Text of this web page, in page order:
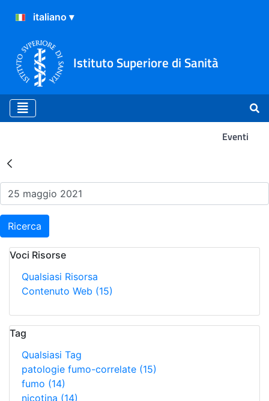
Istituto Superiore di Sanità
Eventi
Risultati della Ricerca -
Ricerca
Voci Risorse
Qualsiasi Risorsa
Contenuto Web (15)
Tag
Qualsiasi Tag
patologie fumo-correlate (15)
fumo (14)
nicotina (14)